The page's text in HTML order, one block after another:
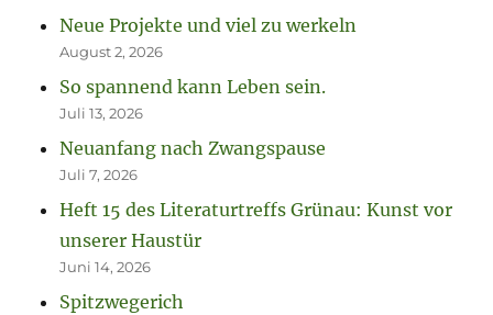
Neue Projekte und viel zu werkeln
August 2, 2026
So spannend kann Leben sein.
Juli 13, 2026
Neuanfang nach Zwangspause
Juli 7, 2026
Heft 15 des Literaturtreffs Grünau: Kunst vor
unserer Haustür
Juni 14, 2026
Spitzwegerich